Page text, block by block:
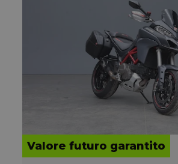
Valore futuro garantito